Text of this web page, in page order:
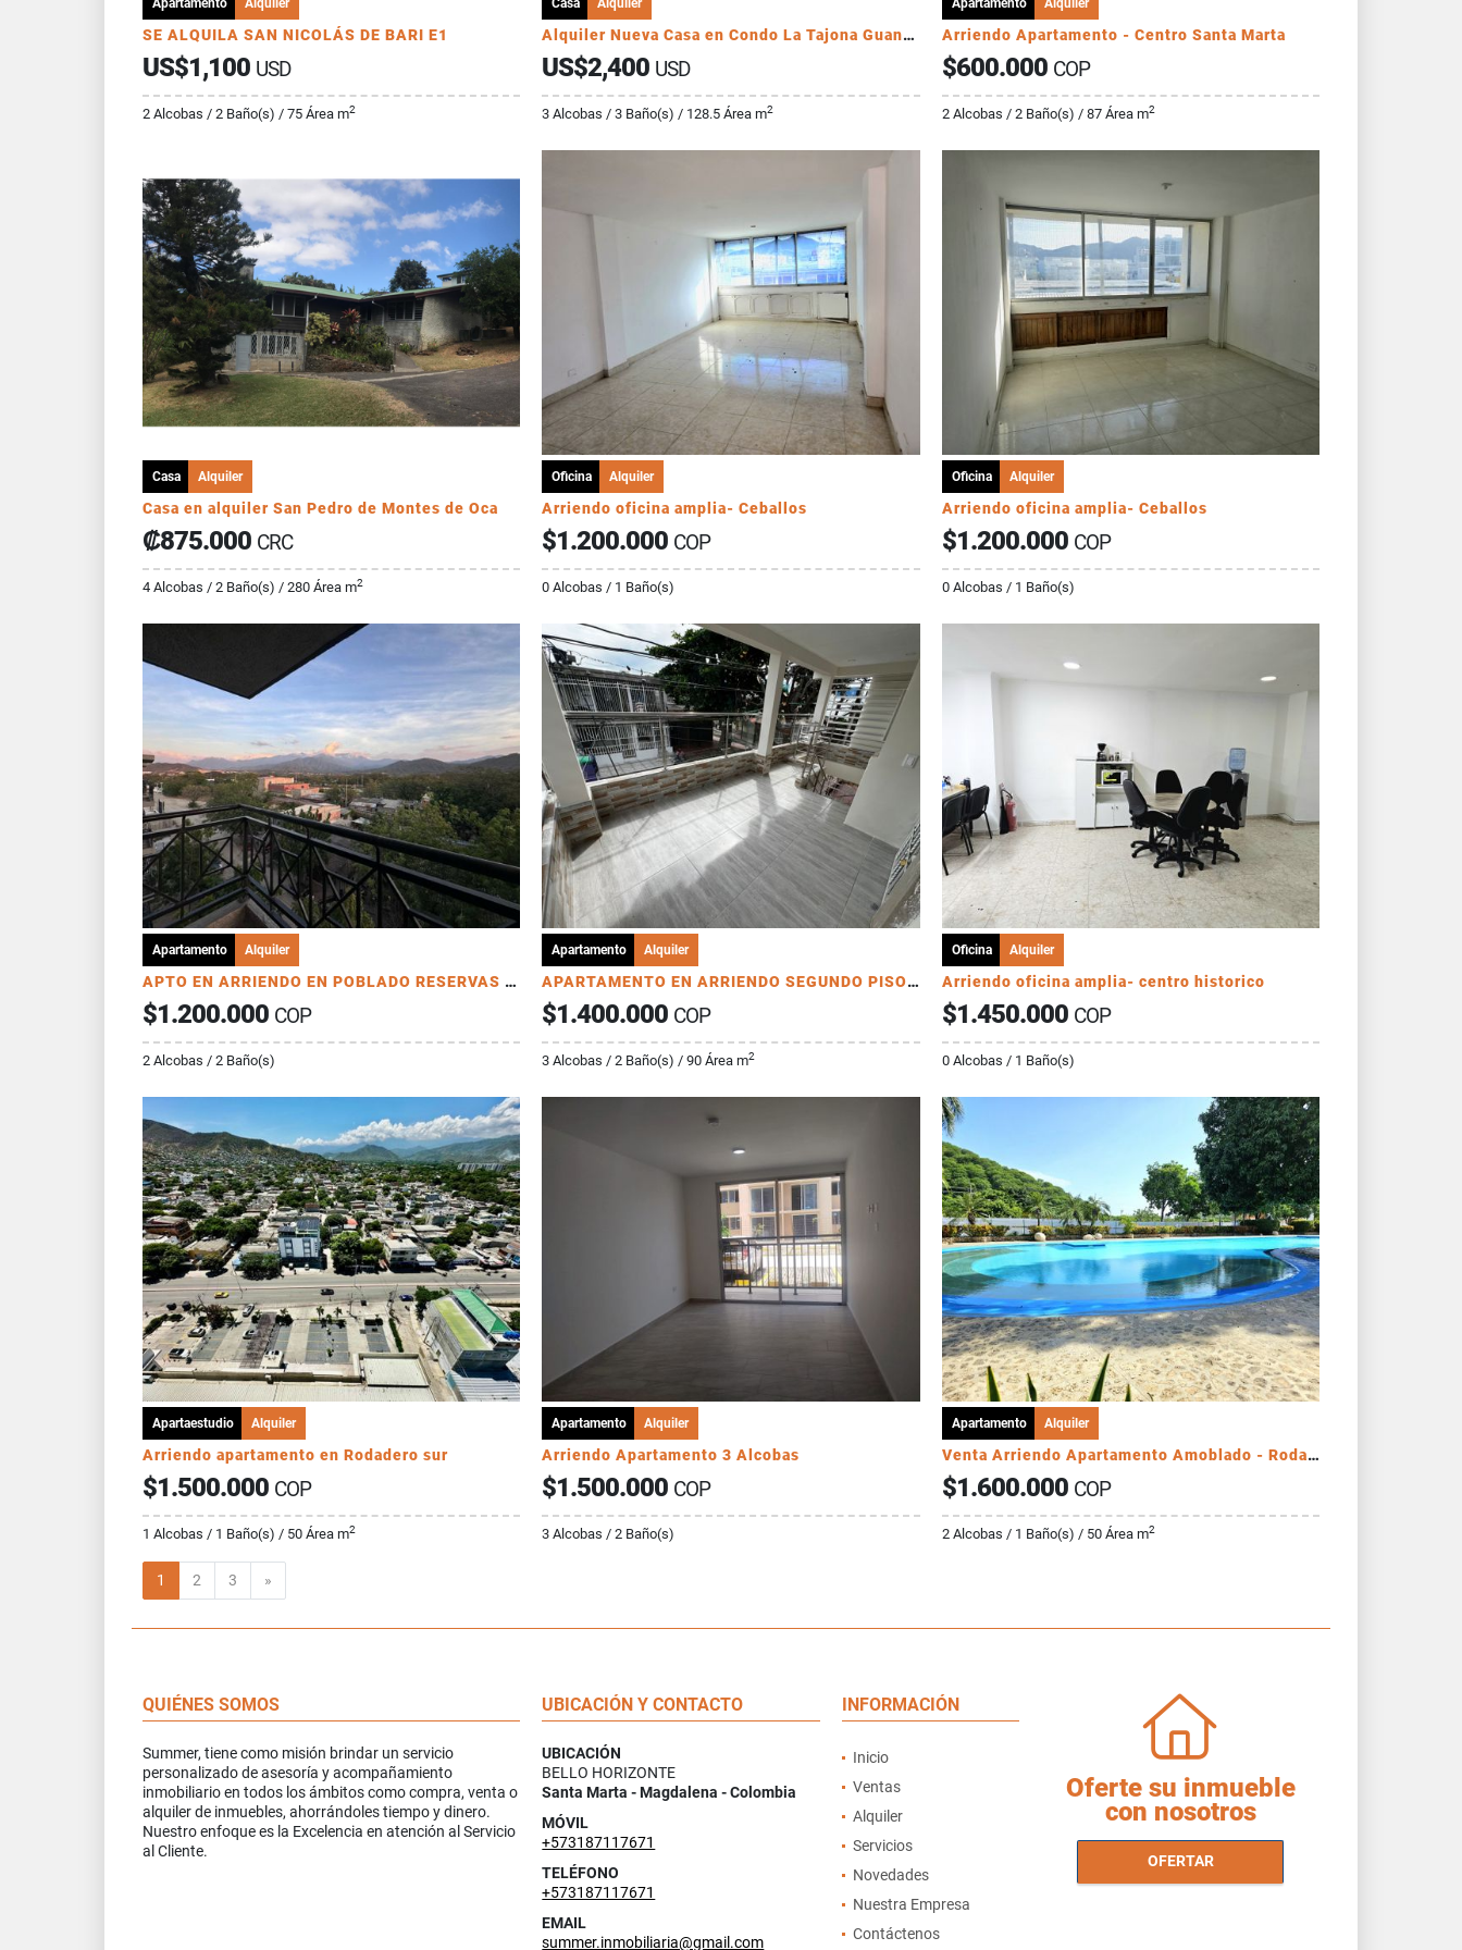
Apartamento Alquiler
SE ALQUILA SAN NICOLÁS DE BARI E1
US$1,100 USD
2 Alcobas / 2 Baño(s) / 75 Área m2
Casa Alquiler
Alquiler Nueva Casa en Condo La Tajona Guanacaste
US$2,400 USD
3 Alcobas / 3 Baño(s) / 128.5 Área m2
Apartamento Alquiler
Arriendo Apartamento - Centro Santa Marta
$600.000 COP
2 Alcobas / 2 Baño(s) / 87 Área m2
Casa Alquiler
Casa en alquiler San Pedro de Montes de Oca
₡875.000 CRC
4 Alcobas / 2 Baño(s) / 280 Área m2
Oficina Alquiler
Arriendo oficina amplia- Ceballos
$1.200.000 COP
0 Alcobas / 1 Baño(s)
Oficina Alquiler
Arriendo oficina amplia- Ceballos
$1.200.000 COP
0 Alcobas / 1 Baño(s)
Apartamento Alquiler
APTO EN ARRIENDO EN POBLADO RESERVAS DE CURINCA
$1.200.000 COP
2 Alcobas / 2 Baño(s)
Apartamento Alquiler
APARTAMENTO EN ARRIENDO SEGUNDO PISO SECTOR EL PARQUE
$1.400.000 COP
3 Alcobas / 2 Baño(s) / 90 Área m2
Oficina Alquiler
Arriendo oficina amplia- centro historico
$1.450.000 COP
0 Alcobas / 1 Baño(s)
Apartaestudio Alquiler
Arriendo apartamento en Rodadero sur
$1.500.000 COP
1 Alcobas / 1 Baño(s) / 50 Área m2
Apartamento Alquiler
Arriendo Apartamento 3 Alcobas
$1.500.000 COP
3 Alcobas / 2 Baño(s)
Apartamento Alquiler
Venta Arriendo Apartamento Amoblado - Rodadero Gaira
$1.600.000 COP
2 Alcobas / 1 Baño(s) / 50 Área m2
1 2 3 »
QUIÉNES SOMOS
Summer, tiene como misión brindar un servicio
personalizado de asesoría y acompañamiento
inmobiliario en todos los ámbitos como compra, venta o
alquiler de inmuebles, ahorrándoles tiempo y dinero.
Nuestro enfoque es la Excelencia en atención al Servicio
al Cliente.
UBICACIÓN Y CONTACTO
UBICACIÓN
BELLO HORIZONTE
Santa Marta - Magdalena - Colombia
MÓVIL
+573187117671
TELÉFONO
+573187117671
EMAIL
summer.inmobiliaria@gmail.com
INFORMACIÓN
Inicio
Ventas
Alquiler
Servicios
Novedades
Nuestra Empresa
Contáctenos
Oferte su inmueble
con nosotros
OFERTAR